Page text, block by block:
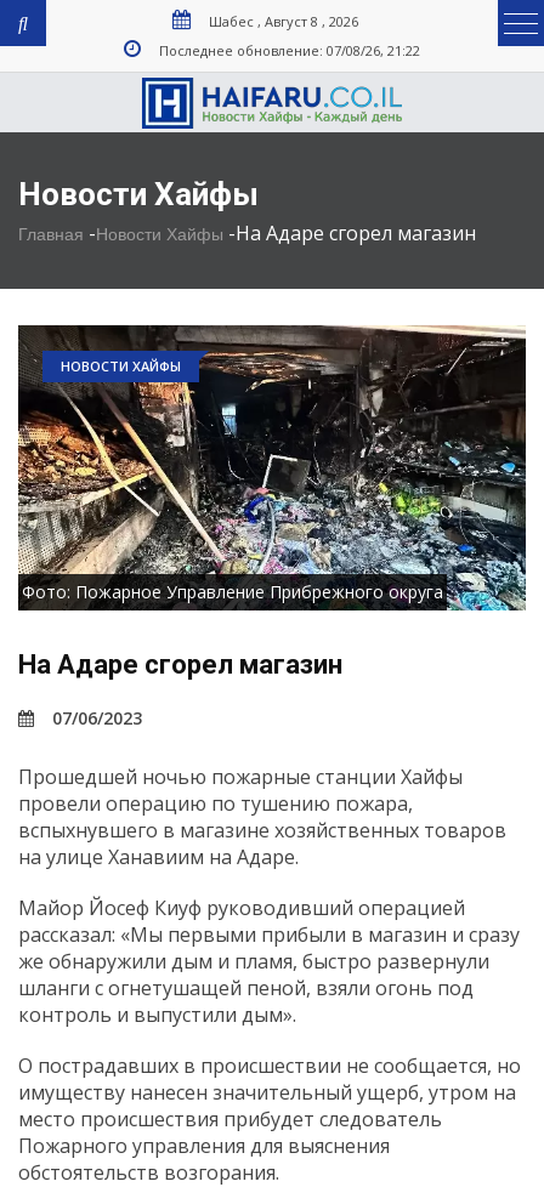
Шабес , Август 8 , 2026
Последнее обновление: 07/08/26, 21:22
Новости Хайфы
Главная -Новости Хайфы -На Адаре сгорел магазин
НОВОСТИ ХАЙФЫ
Фото: Пожарное Управление Прибрежного округа
На Адаре сгорел магазин
07/06/2023
Прошедшей ночью пожарные станции Хайфы
провели операцию по тушению пожара,
вспыхнувшего в магазине хозяйственных товаров
на улице Ханавиим на Адаре.
Майор Йосеф Киуф руководивший операцией
рассказал: «Мы первыми прибыли в магазин и сразу
же обнаружили дым и пламя, быстро развернули
шланги с огнетушащей пеной, взяли огонь под
контроль и выпустили дым».
О пострадавших в происшествии не сообщается, но
имуществу нанесен значительный ущерб, утром на
место происшествия прибудет следователь
Пожарного управления для выяснения
обстоятельств возгорания.